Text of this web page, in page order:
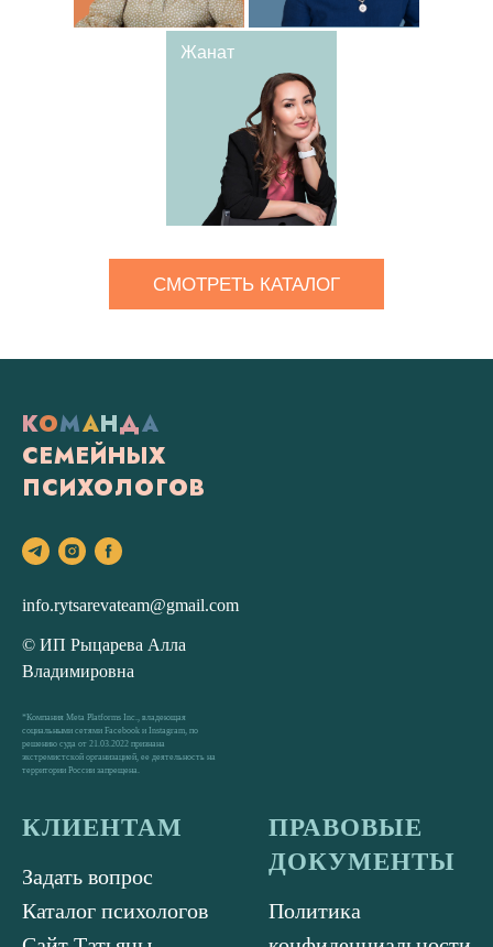
СМОТРЕТЬ КАТАЛОГ
Жанат
КОМАНДА
СЕМЕЙНЫХ
ПСИХОЛОГОВ
info.rytsarevateam@gmail.com
© ИП Рыцарева Алла
Владимировна
*Компания Meta Platforms Inc., владеющая
социальными сетями Facebook и Instagram, по
решению суда от 21.03.2022 признана
экстремистской организацией, ее деятельность на
территории России запрещена.
КЛИЕНТАМ
Задать вопрос
Каталог психологов
ПРАВОВЫЕ
ДОКУМЕНТЫ
Политика